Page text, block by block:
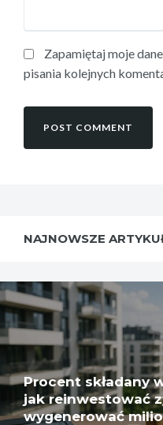
Zapamiętaj moje
pisania kolejnych
NAJNOWSZE
Procent składany
jak reinwestować
wygenerować